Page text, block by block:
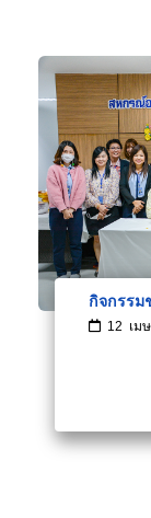
กิจกรรม
12 เม